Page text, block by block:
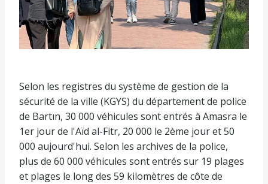
Selon les registres du système de gestion de la
sécurité de la ville (KGYS) du département de police
de Bartın, 30 000 véhicules sont entrés à Amasra le
1er jour de l'Aïd al-Fitr, 20 000 le 2ème jour et 50
000 aujourd'hui. Selon les archives de la police,
plus de 60 000 véhicules sont entrés sur 19 plages
et plages le long des 59 kilomètres de côte de